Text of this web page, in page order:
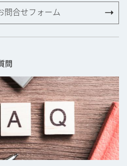
問合せフォーム
問